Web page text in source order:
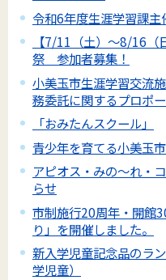
令和6年度生涯学習課
【7/11（土）～8/16
祭 参加者募集！
小美玉市生涯学習交流
務委託に関するプロポ
「おみたんスクール」
青少年を育てる小美玉
アピオス・みの～れ・
らせ
市制施行20周年・開館
り」を開催しました。
新入学児童記念品のラ
学児童）